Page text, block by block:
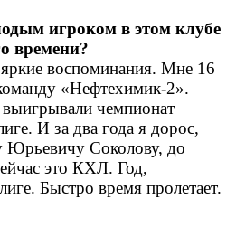
игроком в этом клубе
времени?
воспоминания. Мне 16
«Нефтехимик-2».
чемпионат
И за два года я дорос,
Юрьевичу Соколову, до
это КХЛ. Год,
Быстро время пролетает.